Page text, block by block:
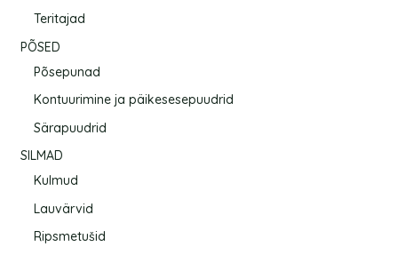
Teritajad
PÕSED
Põsepunad
Kontuurimine ja päikesesepuudrid
Särapuudrid
SILMAD
Kulmud
Lauvärvid
Ripsmetušid